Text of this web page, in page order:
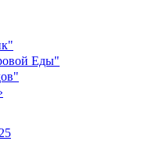
Еды"